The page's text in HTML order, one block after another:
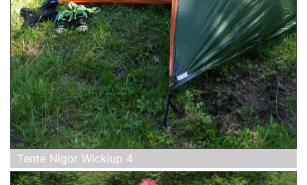
Tente Nigor Wickiup 4